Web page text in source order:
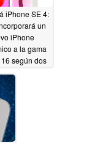
código abierto,
explorar nuevas
fundacionales
disponible sólo
y el Google
descargas
iPhone SE 4:
un
iPhone
a la gama
según dos